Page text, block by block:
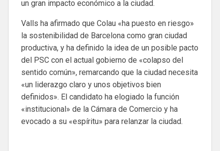
un gran impacto económico a la ciudad.
Valls ha afirmado que Colau «ha puesto en riesgo»
la sostenibilidad de Barcelona como gran ciudad
productiva, y ha definido la idea de un posible pacto
del PSC con el actual gobierno de «colapso del
sentido común», remarcando que la ciudad necesita
«un liderazgo claro y unos objetivos bien
definidos». El candidato ha elogiado la función
«institucional» de la Cámara de Comercio y ha
evocado a su «espíritu» para relanzar la ciudad.